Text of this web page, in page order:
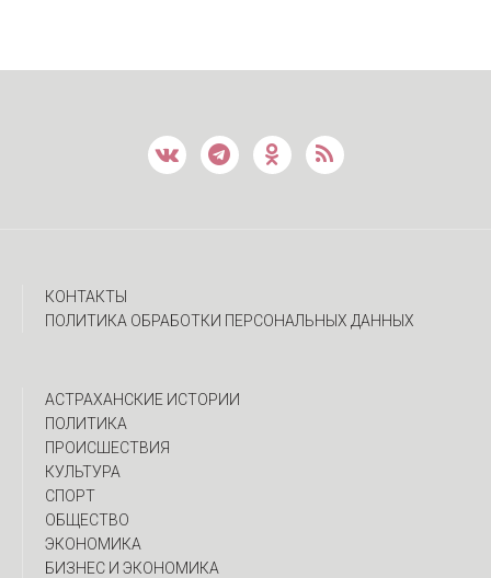
КОНТАКТЫ
ПОЛИТИКА ОБРАБОТКИ ПЕРСОНАЛЬНЫХ ДАННЫХ
АСТРАХАНСКИЕ ИСТОРИИ
ПОЛИТИКА
ПРОИСШЕСТВИЯ
КУЛЬТУРА
СПОРТ
ОБЩЕСТВО
ЭКОНОМИКА
БИЗНЕС И ЭКОНОМИКА